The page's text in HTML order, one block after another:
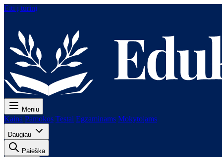
Eiti į turinį
Meniu
Kaina Pamokos Testai Egzaminams Mokytojams
Daugiau
Paieška